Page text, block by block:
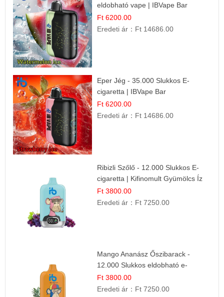
eldobható vape | IBVape Bar
Frissítő Nyári Íz
Ft 6200.00
Eredeti ár： Ft 14686.00
Eper Jég - 35.000 Slukkos E-
cigaretta | IBVape Bar
Ft 6200.00
Eredeti ár： Ft 14686.00
Ribizli Szőlő - 12.000 Slukkos E-
cigaretta | Kifinomult Gyümölcs Íz
Ft 3800.00
Eredeti ár： Ft 7250.00
Mango Ananász Őszibarack -
12.000 Slukkos eldobható e-
Cigaretta
Ft 3800.00
Eredeti ár： Ft 7250.00